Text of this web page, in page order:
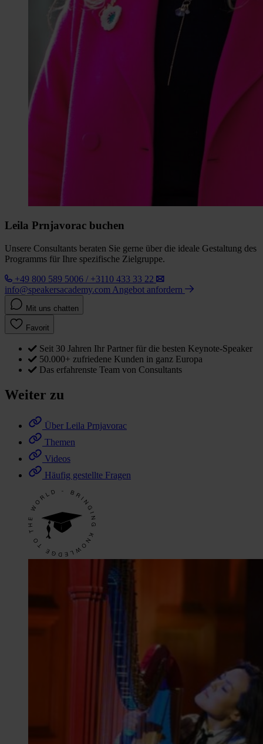
Leila Prnjavorac buchen
Unsere Consultants beraten Sie gerne über die ideale Gestaltung des
Programms für Ihre spezifische Zielgruppe.
+49 800 589 5006 / +3110 433 33 22
info@speakersacademy.com Angebot anfordern
Mit uns chatten
Favorit
Seit 30 Jahren Ihr Partner für die besten Keynote-Speaker
50.000+ zufriedene Kunden in ganz Europa
Das erfahrenste Team von Consultants
Weiter zu
Über Leila Prnjavorac
Themen
Videos
Häufig gestellte Fragen